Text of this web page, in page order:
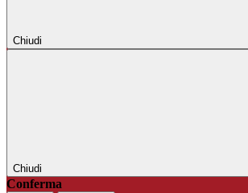
Chiudi
Chiudi
Conferma